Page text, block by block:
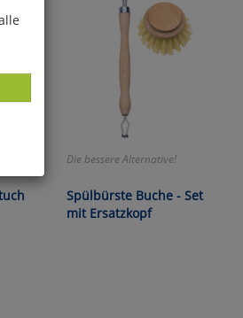
Die bessere Alternative!
Spülbürste Buche - Set
mit Ersatzkopf